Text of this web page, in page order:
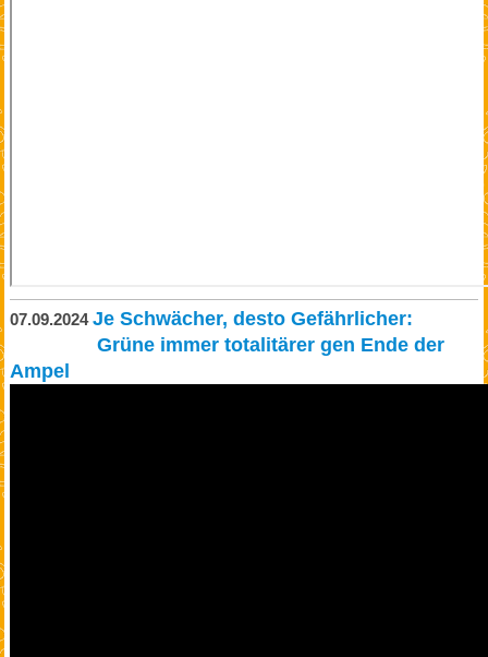
07.09.2024Je Schwächer, desto Gefährlicher:
Grüne immer totalitärer gen Ende der
Ampel